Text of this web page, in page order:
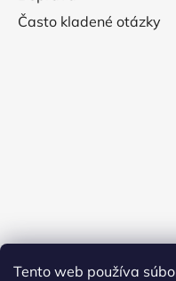
Tento web používa
Často kladené otázky